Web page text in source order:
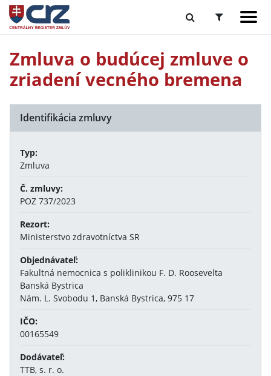
Zmluva o budúcej zmluve o
zriadení vecného bremena
Identifikácia zmluvy
Typ:
Zmluva
Č. zmluvy:
POZ 737/2023
Rezort:
Ministerstvo zdravotníctva SR
Objednávateľ:
Fakultná nemocnica s poliklinikou F. D. Roosevelta
Banská Bystrica
Nám. L. Svobodu 1, Banská Bystrica, 975 17
IČO:
00165549
Dodávateľ:
TTB, s. r. o.